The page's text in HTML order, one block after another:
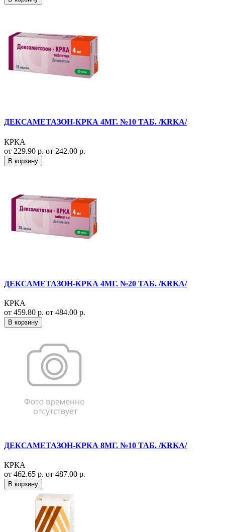
ДЕКСАМЕТАЗОН-КРКА 4МГ. №10 ТАБ. /KRKA/
КРКА
от 229.90 р. от 242.00 р.
В корзину
ДЕКСАМЕТАЗОН-КРКА 4МГ. №20 ТАБ. /KRKA/
КРКА
от 459.80 р. от 484.00 р.
В корзину
ДЕКСАМЕТАЗОН-КРКА 8МГ. №10 ТАБ. /KRKA/
КРКА
от 462.65 р. от 487.00 р.
В корзину